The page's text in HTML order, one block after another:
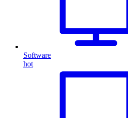
Software
hot